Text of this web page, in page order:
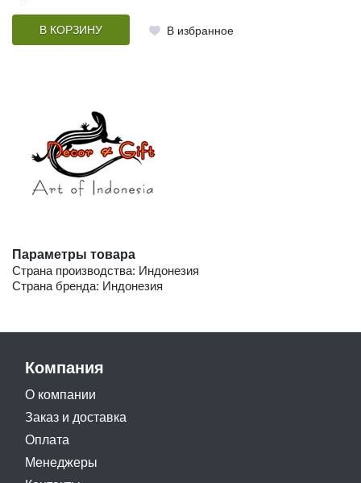
В КОРЗИНУ В избранное
Параметры товара
Страна производства: Индонезия
Страна бренда: Индонезия
Компания
О компании
Заказ и доставка
Оплата
Менеджеры